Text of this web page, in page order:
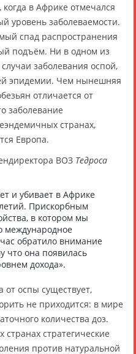
в Африке отмечался
уровень заболеваемости.
спад распространения
подъём. Ни в одном из
заболевания оспой,
эпидемии. Чем нынешняя
отличается от
заболевание
странах,
Европа.
ВОЗ Тедроса
и убивает в Африке
Прискорбным
в котором мы
международное
обратило внимание
что она появилась
дохода».
от оспы существует,
не приходится: в мире
количества доз.
стратегические
против натуральной